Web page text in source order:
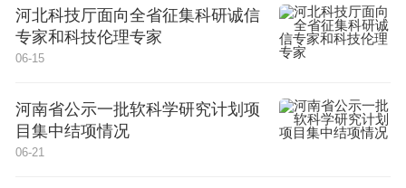
表示，他们还在探索如何改进研究，以对血氧仪性能
进行上市前评估。
河北科技厅面向全省征集科研诚信
专家和科技伦理专家
06-15
河南省公示一批软科学研究计划项
目集中结项情况
06-21